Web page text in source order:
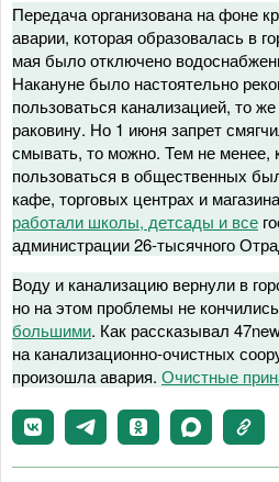
Передача организована на фоне
аварии, которая образовалась в
мая было отключено
Накануне было настоятельно
пользоваться канализацией, то
раковину. Но 1 июня запрет
смывать, то можно. Тем не менее,
пользоваться в общественных
кафе, торговых центрах и
работали школы, детсады и все
администрации 26-тысячного
Воду и канализацию вернули в
но на этом проблемы не
большими. Как рассказывал
на канализационно-очистных
произошла авария. Очистные